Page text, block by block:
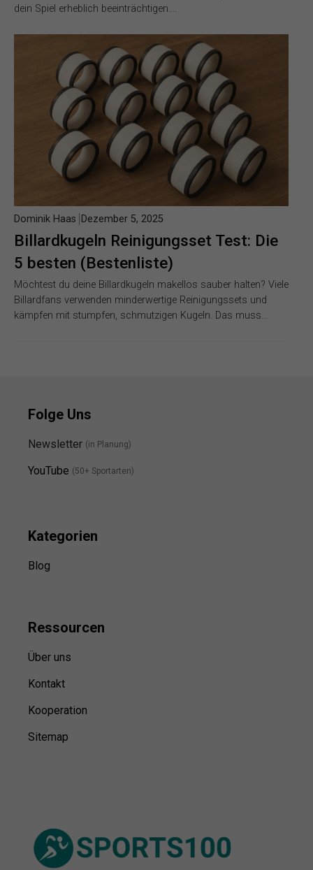
dein Spiel erheblich beeinträchtigen….
Billardkugeln Reinigungsset Test: Die
5 besten (Bestenliste)
Dominik Haas Dezember 5, 2025
Möchtest du deine Billardkugeln makellos sauber halten? Viele
Billardfans verwenden minderwertige Reinigungssets und
kämpfen mit stumpfen, schmutzigen Kugeln. Das muss…
Folge Uns
Newsletter (in Planung)
YouTube (50+ Sportarten)
Kategorien
Blog
Ressourcen
Über uns
Kontakt
Kooperation
Sitemap